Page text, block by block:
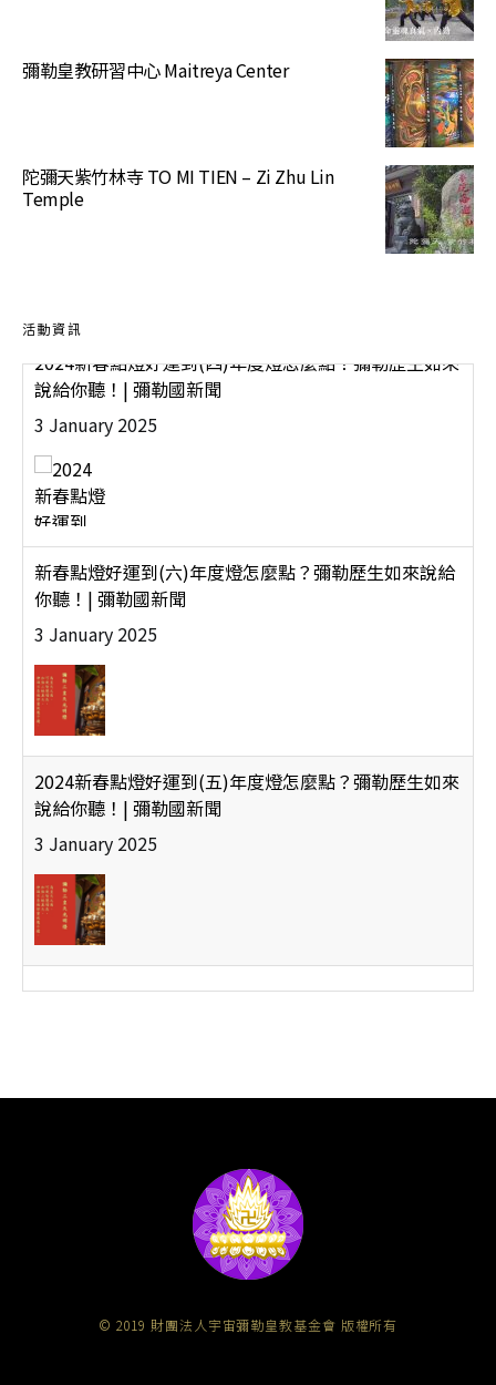
彌勒皇教研習中心 Maitreya Center
陀彌天紫竹林寺 TO MI TIEN – Zi Zhu Lin
Temple
活動資訊
2024新春點燈好運到(四)年度燈怎麼點？彌勒歷生如來
3 January 2025
新春點燈好運到(六)年度燈怎麼點？彌勒歷生如來說給
你聽！| 彌勒國新聞
3 January 2025
2024新春點燈好運到(五)年度燈怎麼點？彌勒歷生如來
說給你聽！| 彌勒國新聞
3 January 2025
© 2019 財團法人宇宙彌勒皇教基金會 版權所有